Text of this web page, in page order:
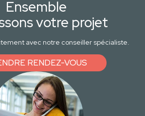
Ensemble
votre projet
avec notre conseiller spécialiste.
RENDEZ-VOUS